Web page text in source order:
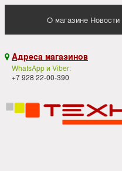
О магазине Новости
 Адреса магазинов
WhatsApp и Viber:
+7 928 22-00-390